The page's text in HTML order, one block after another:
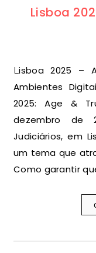
Lisboa
Lisboa 2025 – Age & Trust Online: Pensar em
Ambientes
2025: Age &
dezembro de
Judiciários, em
um tema que
Como garantir